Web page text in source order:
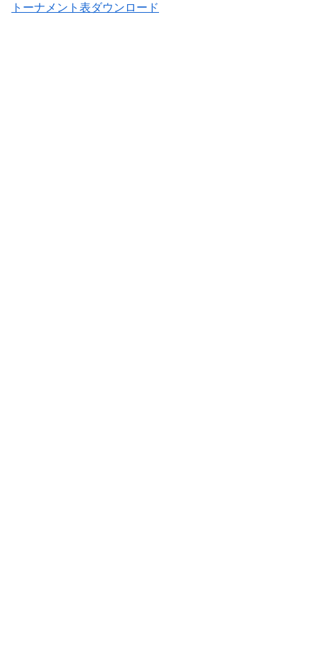
トーナメント表ダウンロード